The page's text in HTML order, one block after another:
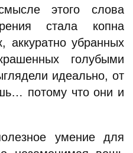
этого слова
стала копна
аккуратно убранных
голубыми
идеально, от
потому что они и
умение для